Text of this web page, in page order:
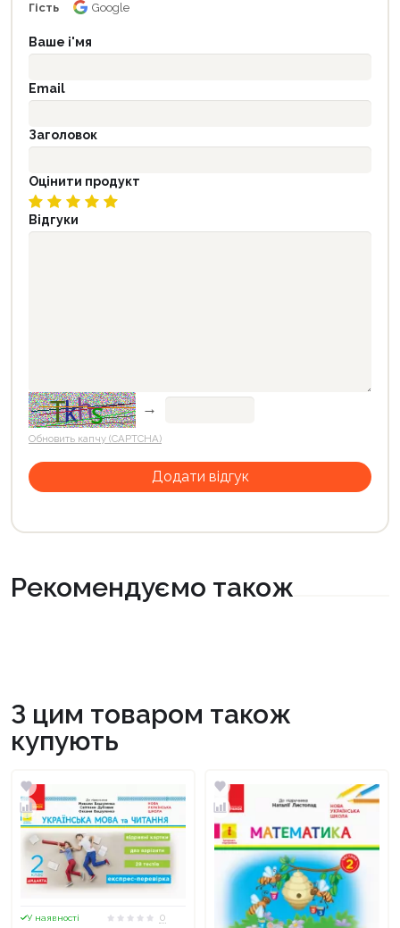
Гість Google
Ваше і'мя
Email
Заголовок
Оцінити продукт
Відгуки
→
Обновить капчу (CAPTCHA)
Рекомендуємо також
З цим товаром також
купують
У наявності
0